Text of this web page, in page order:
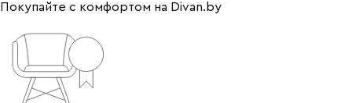
Покупайте с комфортом на Divan.by